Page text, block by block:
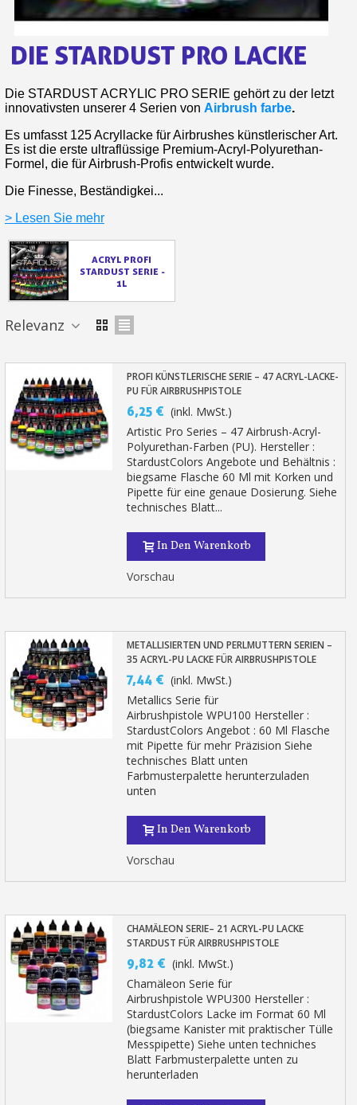
Teilen Sie Ihre Kreationen und
Sammeln Sie mit jeder
Rabatt von 5€ auf
Ihr Online-Angebot
Teilen Sie Ihre Kreationen und
Rücksendung von
Rabatt von 5€ auf
10€ Einkaufsgutschein
Rabatt von 5€ auf
10€ Einkaufsgutschein
DIE STARDUST PRO LACKE
Die STARDUST ACRYLIC PRO SERIE gehört zu der letzt
innovativsten unserer 4 Serien von Airbrush farbe.
Es umfasst 125 Acryllacke für Airbrushes künstlerischer Art.
Es ist die erste ultraflüssige Premium-Acryl-Polyurethan-
Formel, die für Airbrush-Profis entwickelt wurde.
Die Finesse, Beständigkei...
> Lesen Sie mehr
ACRYL PROFI
STARDUST SERIE -
1L
Relevanz
PROFI KÜNSTLERISCHE SERIE – 47 ACRYL-LACKE-
PU FÜR AIRBRUSHPISTOLE
6,25 € (inkl. MwSt.)
Artistic Pro Series – 47 Airbrush-Acryl-
Polyurethan-Farben (PU). Hersteller :
StardustColors Angebote und Behältnis :
biegsame Flasche 60 Ml mit Korken und
Pipette für eine genaue Dosierung. Siehe
technisches Blatt...
In Den Warenkorb
Vorschau
METALLISIERTEN UND PERLMUTTERN SERIEN –
35 ACRYL-PU LACKE FÜR AIRBRUSHPISTOLE
7,44 € (inkl. MwSt.)
Metallics Serie für
Airbrushpistole WPU100 Hersteller :
StardustColors Angebot : 60 Ml Flasche
mit Pipette für mehr Präzision Siehe
technisches Blatt unten
Farbmusterpalette herunterzuladen
unten
In Den Warenkorb
Vorschau
CHAMÄLEON SERIE– 21 ACRYL-PU LACKE
STARDUST FÜR AIRBRUSHPISTOLE
9,82 € (inkl. MwSt.)
Chamäleon Serie für
Airbrushpistole WPU300 Hersteller :
StardustColors Lacke im Format 60 Ml
(biegsame Kanister mit praktischer Tülle
Messpipette) Siehe unten techniches
Blatt Farbmusterpalette unten zu
herunterladen